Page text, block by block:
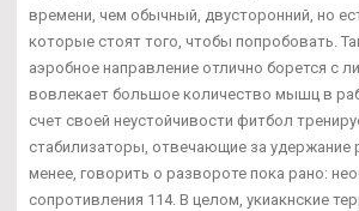
времени, чем обычный, двусторонний, но
которые стоят того, чтобы попробовать.
аэробное направление отлично борется с
вовлекает большое количество мышц в
счет своей неустойчивости фитбол
стабилизаторы, отвечающие за удержание
менее, говорить о развороте пока рано:
сопротивления 114. В целом, укиакнские